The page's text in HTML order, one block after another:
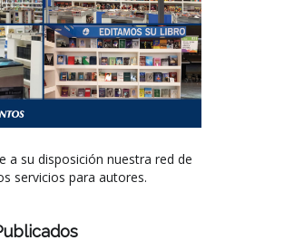
a su disposición nuestra red de
servicios para autores.